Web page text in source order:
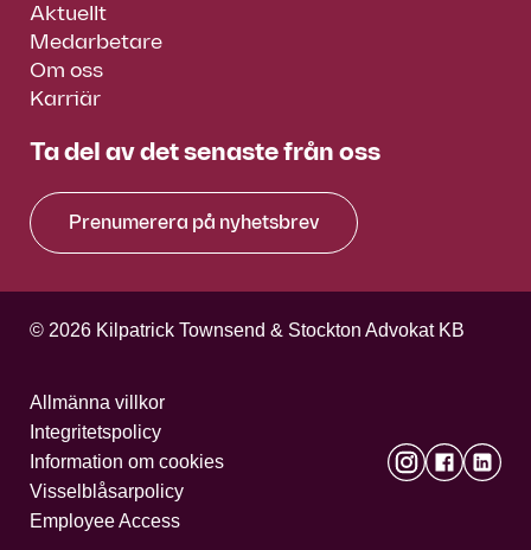
Aktuellt
Medarbetare
Om oss
Karriär
Ta del av det senaste från oss
Prenumerera på nyhetsbrev
© 2026 Kilpatrick Townsend & Stockton Advokat KB
Allmänna villkor
Integritetspolicy
Information om cookies
Visselblåsarpolicy
Employee Access